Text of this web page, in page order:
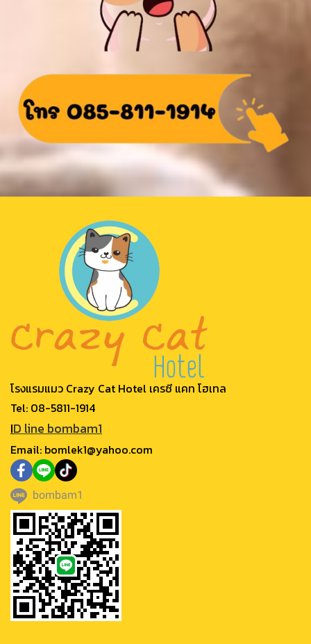
โรงแรมแมว Crazy Cat Hotel เครซี แคท โฮเทล
Tel: 08-5811-1914
ID line bombam1
Email: bomlek1@yahoo.com
bombam1